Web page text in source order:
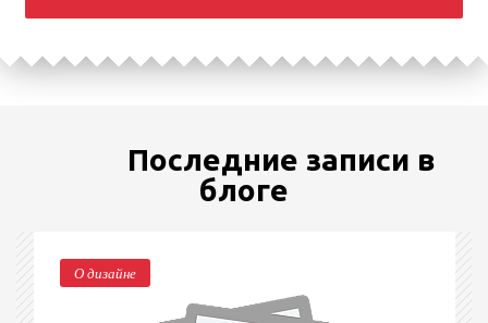
Последние записи в
блоге
О дизайне